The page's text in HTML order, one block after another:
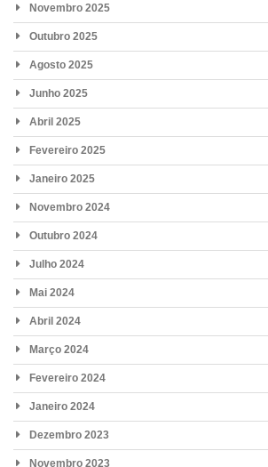
Novembro 2025
Outubro 2025
Agosto 2025
Junho 2025
Abril 2025
Fevereiro 2025
Janeiro 2025
Novembro 2024
Outubro 2024
Julho 2024
Mai 2024
Abril 2024
Março 2024
Fevereiro 2024
Janeiro 2024
Dezembro 2023
Novembro 2023